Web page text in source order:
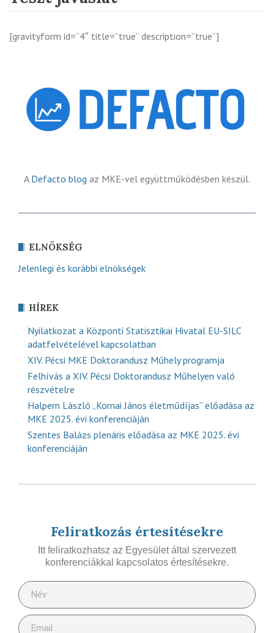
[gravityform id=”4″ title=”true” description=”true”]
A Defacto blog az MKE-vel együttműködésben készül.
ELNÖKSÉG
Jelenlegi és korábbi elnökségek
HÍREK
Nyilatkozat a Központi Statisztikai Hivatal EU-SILC
adatfelvételével kapcsolatban
XIV. Pécsi MKE Doktorandusz Műhely programja
Felhívás a XIV. Pécsi Doktorandusz Műhelyen való
részvételre
Halpern László „Kornai János életműdíjas” előadása az
MKE 2025. évi konferenciáján
Szentes Balázs plenáris előadása az MKE 2025. évi
konferenciáján
Feliratkozás értesítésekre
Itt feliratkozhatsz az Egyesület által szervezett
konferenciákkal kapcsolatos értesítésekre.